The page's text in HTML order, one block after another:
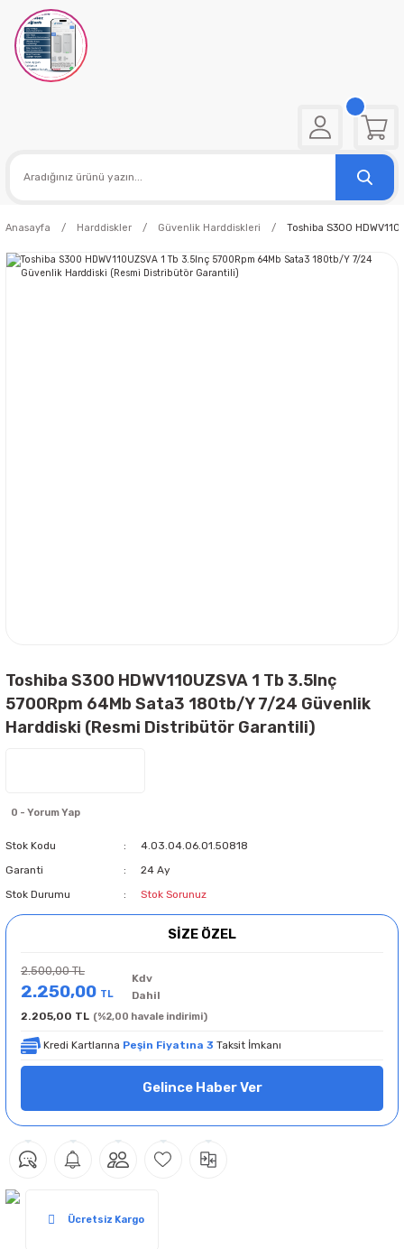
Anasayfa Harddiskler Güvenlik Harddiskleri Toshiba S300
Toshiba S300 HDWV110UZSVA 1 Tb 3.5Inç
5700Rpm 64Mb Sata3 180tb/Y 7/24 Güvenlik
Harddiski (Resmi Distribütör Garantili)
0 - Yorum Yap
Stok Kodu
4.03.04.06.01.50818
Garanti
24 Ay
Stok Durumu
Stok Sorunuz
SİZE ÖZEL
2.500,00 TL
2.250,00 TL
Kdv
Dahil
2.205,00 TL (%2,00 havale indirimi)
Kredi Kartlarına Peşin Fiyatına 3 Taksit İmkanı
Gelince Haber Ver
Ücretsiz Kargo